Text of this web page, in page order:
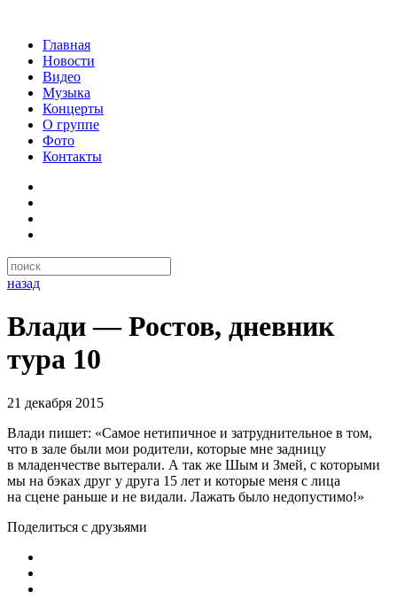
Главная
Новости
Видео
Музыка
Концерты
О группе
Фото
Контакты
назад
Влади — Ростов, дневник
тура 10
21 декабря 2015
Влади пишет: «Самое нетипичное и затруднительное в том,
что в зале были мои родители, которые мне задницу
в младенчестве вытерали. А так же Шым и Змей, с которыми
мы на бэках друг у друга 15 лет и которые меня с лица
на сцене раньше и не видали. Лажать было недопустимо!»
Поделиться с друзьями